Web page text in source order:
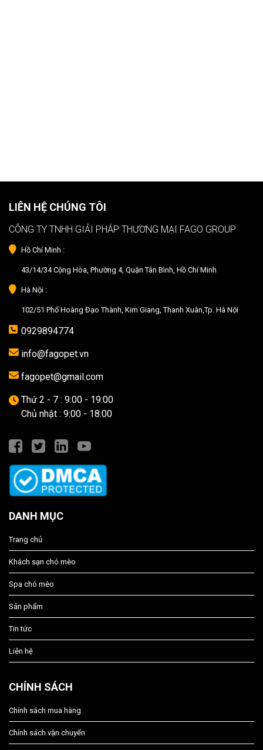
LIÊN HỆ CHÚNG TÔI
CÔNG TY TNHH GIẢI PHÁP THƯƠNG MẠI FAGO GROUP
Hồ Chí Minh :
43/14/34 Cộng Hòa, Phường 4, Quận Tân Bình, Hồ Chí Minh
Hà Nội :
102/51 Phố Hoàng Đạo Thành, Kim Giang, Thanh Xuân,Tp. Hà Nội
0929894774
info@fagopet.vn
fagopet@gmail.com
Thứ 2 - 7 : 9:00 - 19:00
Chủ nhật : 9:00 - 18:00
DANH MỤC
Trang chủ
Khách sạn chó mèo
Spa chó mèo
Sản phẩm
Tin tức
Liên hệ
CHÍNH SÁCH
Chính sách mua hàng
Chính sách vận chuyển